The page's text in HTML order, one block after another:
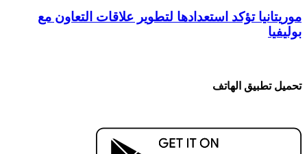
موريتانيا تؤكد استعدادها لتطوير علاقات التعاون مع
بوليفيا
تحميل تطبيق الهاتف